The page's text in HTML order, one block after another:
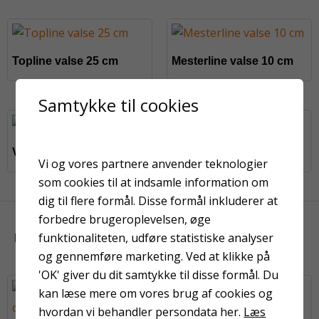
Topline valse 25 cm Mesterline valse 10 cm
Velvet valse 10 cm
KUNDER HAR OGSÅ KIGGET PÅ
Samtykke til cookies
Vi og vores partnere anvender teknologier
som cookies til at indsamle information om
dig til flere formål. Disse formål inkluderer at
forbedre brugeroplevelsen, øge
funktionaliteten, udføre statistiske analyser
og gennemføre marketing. Ved at klikke på
'OK' giver du dit samtykke til disse formål. Du
kan læse mere om vores brug af cookies og
hvordan vi behandler persondata her. Læs